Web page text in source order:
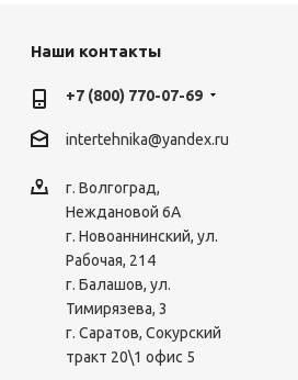
Наши контакты
+7 (800) 770-07-69
intertehnika@yandex.ru
г. Волгоград,
Неждановой 6А
г. Новоаннинский, ул.
Рабочая, 214
г. Балашов, ул.
Тимирязева, 3
г. Саратов, Сокурский
тракт 20\1 офис 5